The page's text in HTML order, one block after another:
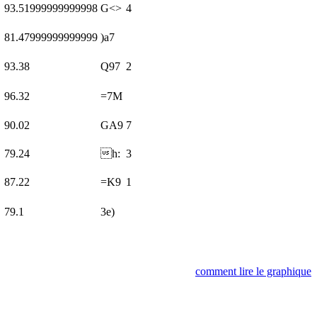
93.51999999999998 G<> 4
81.47999999999999 )a7
93.38 Q97 2
96.32 =7M
90.02 GA9 7
79.24 h: 3
87.22 =K9 1
79.1 3e)
comment lire le graphique